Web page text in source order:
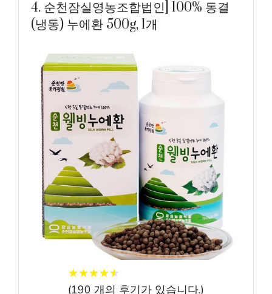
4. 순천잠실영농조합법인] 100% 동결
(냉동) 누에환 500g, 1개
★★★★★
★★★★★
(190 개의 후기가 있습니다.)